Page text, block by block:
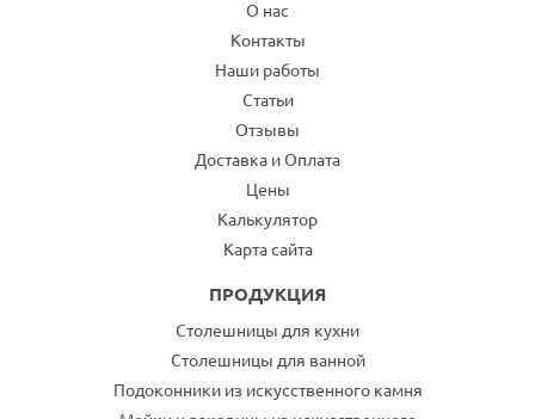
О нас
Контакты
Наши работы
Статьи
Отзывы
Доставка и Оплата
Цены
Калькулятор
Карта сайта
ПРОДУКЦИЯ
Столешницы для кухни
Столешницы для ванной
Подоконники из искусственного камня